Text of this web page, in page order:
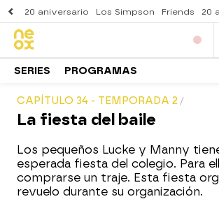
20 aniversario Los Simpson Friends 20
SERIES PROGRAMAS
CAPÍTULO 34 - TEMPORADA 2
La fiesta del baile
Los pequeños Lucke y Manny
esperada fiesta del colegio. Para
comprarse un traje. Esta fiesta
revuelo durante su organización.